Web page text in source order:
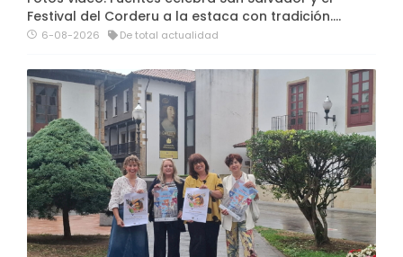
Festival del Corderu a la estaca con tradición....
6-08-2026 De total actualidad